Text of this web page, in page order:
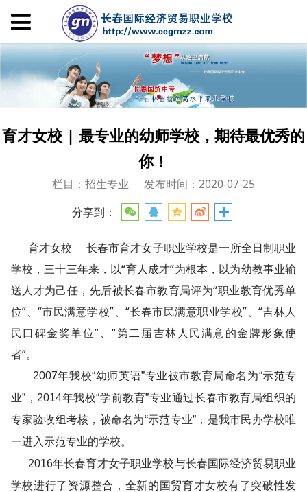
育才女校 | 最专业的幼师学校，期待最优秀的
你！
栏目：招生专业
发布时间：2020-07-25
分享到：
育才女校 长春市育才女子职业学校是一所全日制职业
学校，三十三年来，以“育人成才”为根本，以为幼教事业输
送人才为己任，先后被长春市教育局评为“职业教育优秀单
位”、“市民满意学校”、“长春市民满意职业学校”、“吉林人
民口碑金奖单位”、“第二届吉林人民满意的金牌形象使
者”。
2007年我校“幼师英语”专业被市教育局命名为“示范专
业”，2014年我校“学前教育”专业通过长春市教育局组织的
专家验收组考核，被命名为“示范专业”，是我市民办学校唯
一进入示范专业的学校。
2016年长春育才女子职业学校与长春国际经济贸易职业
学校进行了资源整合，全新的国贸育才女校有了突破性发